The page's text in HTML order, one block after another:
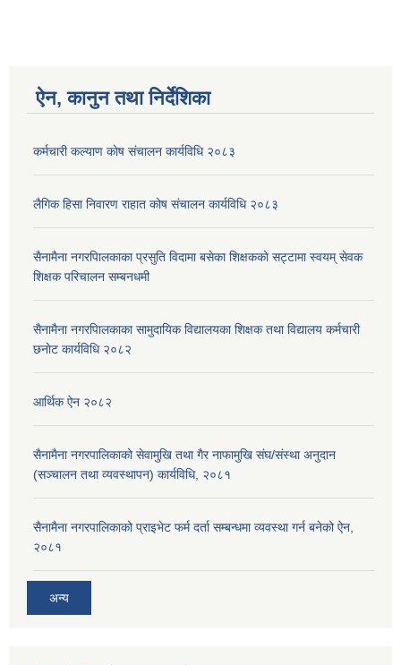
ऐन, कानुन तथा निर्देशिका
कर्मचारी कल्याण काेष संचालन कार्यविधि २०८३
लैगिक हिसा निवारण राहात कोष संचालन कार्यविधि २०८३
सैनामैना नगरपािलकाका प्रसुति विदामा बसेका शिक्षककाे सट्टामा स्वयम् सेवक
शिक्षक परिचालन सम्बनधमी
सैनामैना नगरपािलकाका सामुदायिक विद्यालयका शिक्षक तथा विद्यालय कर्मचारी
छनाेट कार्यविधि २०८२
आर्थिक ऐन २०८२
सैनामैना नगरपालिकाको सेवामुखि तथा गैर नाफामुखि संघ/संस्था अनुदान
(सञ्चालन तथा व्यवस्थापन) कार्यविधि, २०८१
सैनामैना नगरपालिकाको प्राइभेट फर्म दर्ता सम्बन्धमा व्यवस्था गर्न बनेको ऐन,
२०८१
अन्य